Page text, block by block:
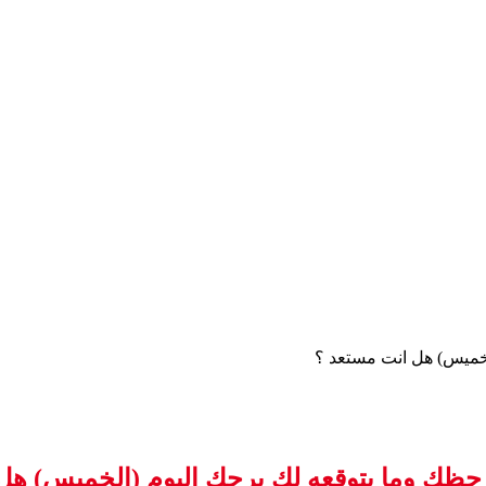
هل انت مستعد ؟
وما يتوقعه لك برجك اليوم (الخميس)